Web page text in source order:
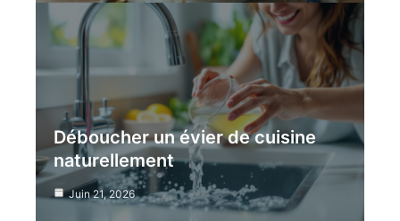
Déboucher un évier de cuisine
naturellement
Juin 21, 2026